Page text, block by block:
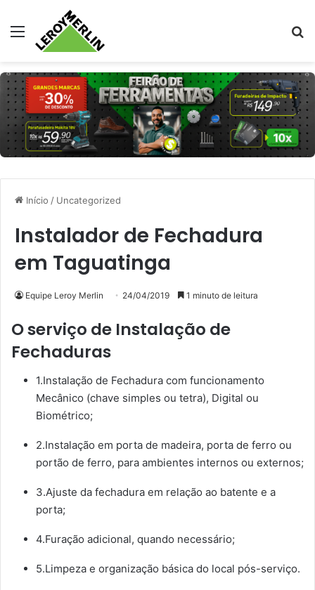
Menu
Início / Uncategorized
Instalador de Fechadura
em Taguatinga
Equipe Leroy Merlin 24/04/2019 1 minuto de leitura
O serviço de Instalação de
Fechaduras
1.Instalação de Fechadura com funcionamento
Mecânico (chave simples ou tetra), Digital ou
Biométrico;
2.Instalação em porta de madeira, porta de ferro ou
portão de ferro, para ambientes internos ou externos;
3.Ajuste da fechadura em relação ao batente e a
porta;
4.Furação adicional, quando necessário;
5.Limpeza e organização básica do local pós-serviço.